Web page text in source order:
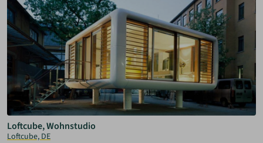
Loftcube, Wohnstudio
Loftcube, DE